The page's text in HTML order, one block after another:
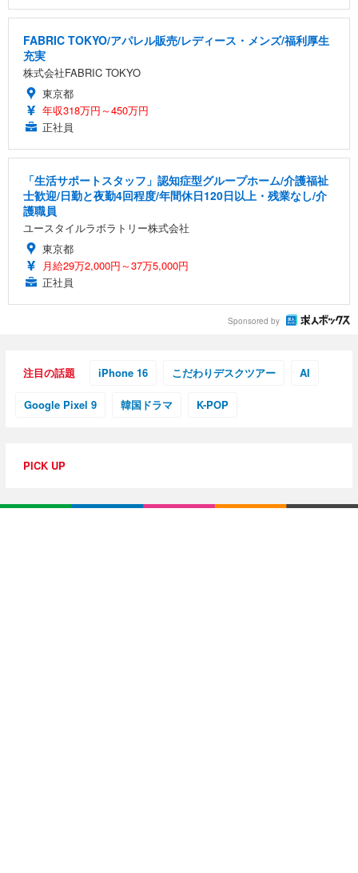
FABRIC TOKYO/アパレル販売/レディース・メンズ/福利厚生
充実
株式会社FABRIC TOKYO
東京都
年収318万円～450万円
正社員
「生活サポートスタッフ」認知症型グループホーム/介護福祉
士歓迎/日勤と夜勤4回程度/年間休日120日以上・残業なし/介
護職員
ユースタイルラボラトリー株式会社
東京都
月給29万2,000円～37万5,000円
正社員
Sponsored by
注目の話題 iPhone 16 こだわりデスクツアー AI
Google Pixel 9 韓国ドラマ K-POP
PICK UP